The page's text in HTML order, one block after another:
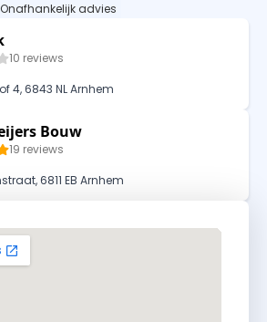
Onafhankelijk advies
10 reviews
4, 6843 NL Arnhem
Bouw
19 reviews
6811 EB Arnhem